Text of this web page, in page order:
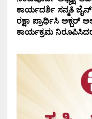
ಕಾರ್ಯದರ್ಶಿ ಸನ್ಮತಿ ಜೈನ್
ರಕ್ಷಾ ಪ್ರಾರ್ಥಿಸಿ
ಕಾರ್ಯಕ್ರಮ